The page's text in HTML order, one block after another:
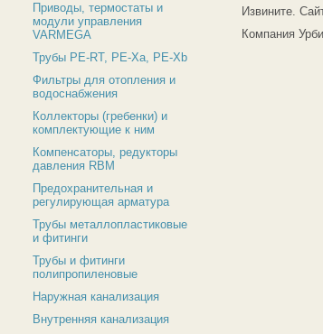
Приводы, термостаты и
модули управления
VARMEGA
Трубы PE-RT, PE-Xa, PE-Xb
Фильтры для отопления и
водоснабжения
Коллекторы (гребенки) и
комплектующие к ним
Компенсаторы, редукторы
давления RBM
Предохранительная и
регулирующая арматура
Трубы металлопластиковые
и фитинги
Трубы и фитинги
полипропиленовые
Наружная канализация
Внутренняя канализация
Извините.
Компания